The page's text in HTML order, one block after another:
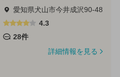
愛知県犬山市今井成沢90-48
4.3
28件
詳細情報を見る